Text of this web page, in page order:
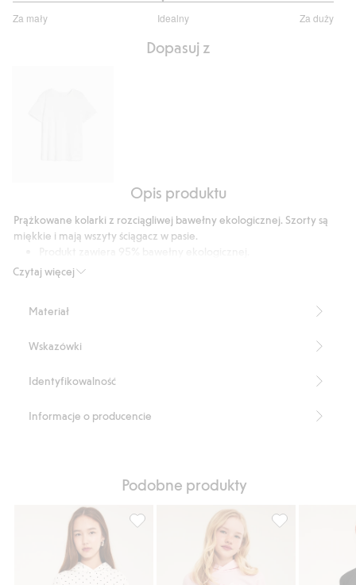
Za mały Idealny Za duży
na
Dopasuj z
rękawami,
dzianiny
Opis produktu
Czytaj więcej
Prążkowane kolarki z rozciągliwej bawełny ekologicznej. Szorty są
miękkie i mają wszyty ściągacz w pasie.
Numer artykułu
Materiał
Wskazówki
Identyfikowalność
Informacje o producencie
Podobne produkty
Prążkowane kolarki, Dodaj do listy